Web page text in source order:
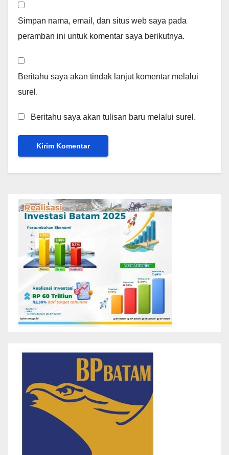
Simpan nama, email, dan situs web saya pada
peramban ini untuk komentar saya berikutnya.
Beritahu saya akan tindak lanjut komentar melalui
surel.
Beritahu saya akan tulisan baru melalui surel.